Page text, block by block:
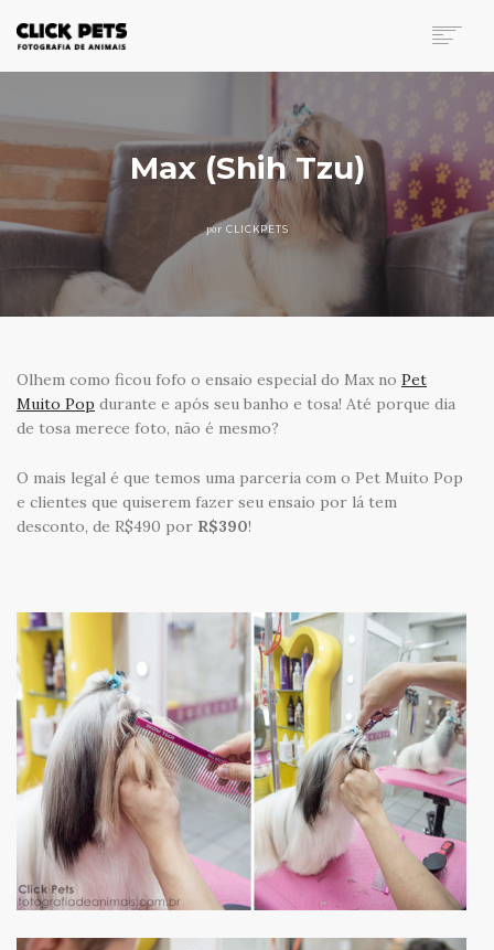
INVESTIMENTO
CONTATO
SEARCH
Max (Shih Tzu)
por CLICKPETS
Olhem como ficou fofo o ensaio especial do Max no Pet
Muito Pop durante e após seu banho e tosa! Até porque dia
de tosa merece foto, não é mesmo?
O mais legal é que temos uma parceria com o Pet Muito Pop
e clientes que quiserem fazer seu ensaio por lá tem
desconto, de R$490 por R$390!